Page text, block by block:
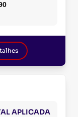
APLICADA